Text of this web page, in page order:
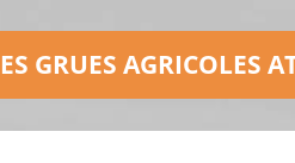
GRUES AGRICOLES